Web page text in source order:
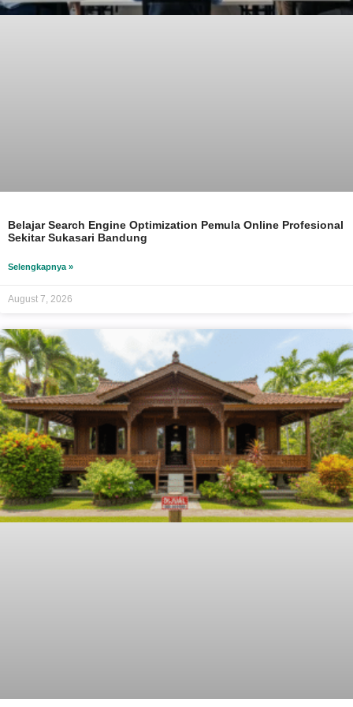
Belajar Search Engine Optimization Pemula Online Profesional
Sekitar Sukasari Bandung
Selengkapnya »
August 7, 2026